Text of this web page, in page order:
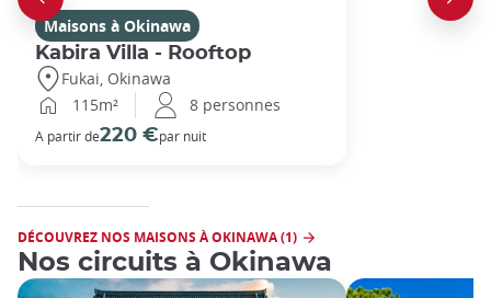
Maisons à Okinawa
Kabira Villa - Rooftop
Fukai, Okinawa
115m²
8 personnes
A partir de220 €par nuit
DÉCOUVREZ NOS MAISONS À OKINAWA (1)
Nos circuits à Okinawa